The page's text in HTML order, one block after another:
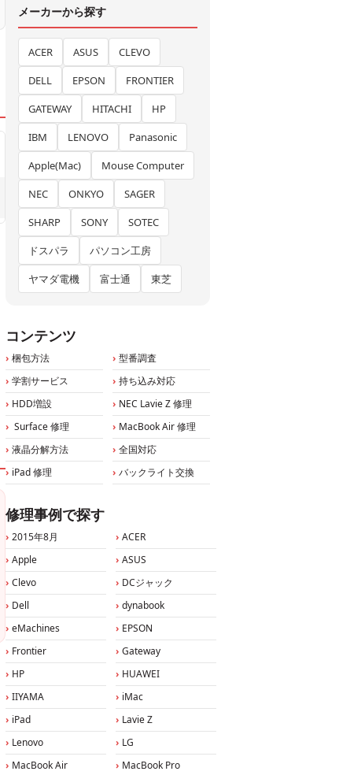
メーカーから探す
ACER ASUS
CLEVO
DELL
EPSON
FRONTIER
GATEWAY
HITACHI
HP
IBM
LENOVO
Panasonic
Apple(Mac)
Mouse Computer
NEC
ONKYO
SAGER
SHARP
SONY
SOTEC
ドスパラ
パソコン工房
ヤマダ電機
富士通 東芝
コンテンツ
梱包方法
型番調査
学割サービス
持ち込み対応
HDD増設
NEC Lavie Z 修理
Surface 修理
MacBook Air 修理
液晶分解方法
全国対応
iPad 修理
バックライト交換
修理事例で探す
2015年8月
ACER
Apple
ASUS
Clevo
DCジャック
Dell
dynabook
eMachines
EPSON
Frontier
Gateway
HP
HUAWEI
IIYAMA
iMac
iPad
Lavie Z
Lenovo
LG
MacBook Air
MacBook Pro